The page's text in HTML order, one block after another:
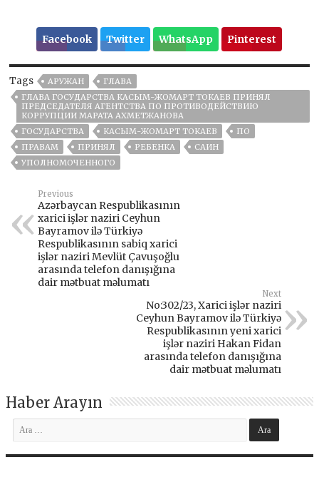
Facebook Twitter WhatsApp Pinterest
Tags АРУЖАН
ГЛАВА
ГЛАВА ГОСУДАРСТВА КАСЫМ-ЖОМАРТ ТОКАЕВ ПРИНЯЛ
ПРЕДСЕДАТЕЛЯ АГЕНТСТВА ПО ПРОТИВОДЕЙСТВИЮ
КОРРУПЦИИ МАРАТА АХМЕТЖАНОВА
ГОСУДАРСТВА
КАСЫМ-ЖОМАРТ ТОКАЕВ
ПО
ПРАВАМ
ПРИНЯЛ РЕБЕНКА
САИН
УПОЛНОМОЧЕННОГО
Previous
Azərbaycan Respublikasının
xarici işlər naziri Ceyhun
Bayramov ilə Türkiyə
Respublikasının sabiq xarici
işlər naziri Mevlüt Çavuşoğlu
arasında telefon danışığına
dair mətbuat məlumatı
Next
No:302/23, Xarici işlər naziri
Ceyhun Bayramov ilə Türkiyə
Respublikasının yeni xarici
işlər naziri Hakan Fidan
arasında telefon danışığına
dair mətbuat məlumatı
Haber Arayın